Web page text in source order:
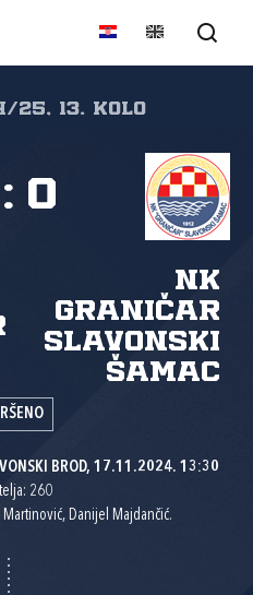
25, 13. kolo
NK
Graničar
Slavonski
Šamac
: 0
BROD, 17.11.2024. 13:30
260
Danijel Majdančić.